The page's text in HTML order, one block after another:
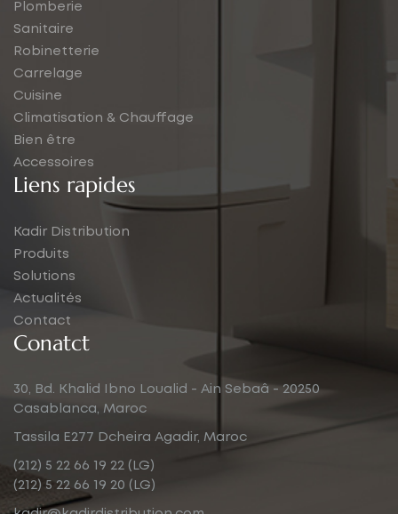
Plomberie
Sanitaire
Robinetterie
Carrelage
Cuisine
Climatisation & Chauffage
Bien être
Accessoires
Liens rapides
Kadir Distribution
Produits
Solutions
Actualités
Contact
Conatct
30, Bd. Khalid Ibno Loualid - Ain Sebaâ - 20250
Casablanca, Maroc
Tassila E277 Dcheira Agadir, Maroc
(212) 5 22 66 19 22 (LG)
(212) 5 22 66 19 20 (LG)